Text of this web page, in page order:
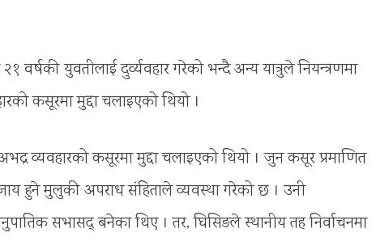
वर्षकी युवतीलाई दुर्व्यवहार गरेको भन्दै अन्य यात्रुले नियन्त्रणमा
कसूरमा मुद्दा चलाइएको थियो ।
व्यवहारको कसूरमा मुद्दा चलाइएको थियो । जुन कसूर प्रमाणित
हुने मुलुकी अपराध संहिताले व्यवस्था गरेको छ । उनी
सभासद् बनेका थिए । तर, घिसिङले स्थानीय तह निर्वाचनमा